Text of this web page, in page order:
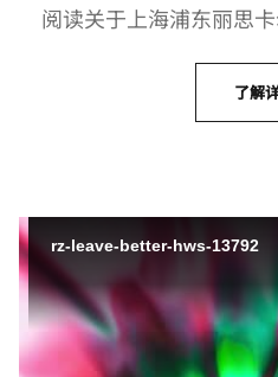
阅读关于上海浦东丽思
了解
rz-leave-better-hws-13792